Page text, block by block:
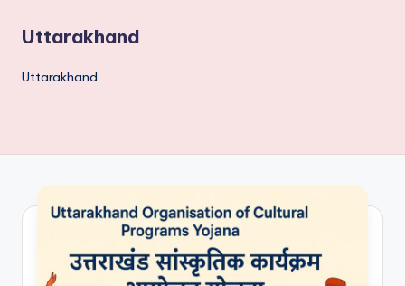
Uttarakhand
Uttarakhand